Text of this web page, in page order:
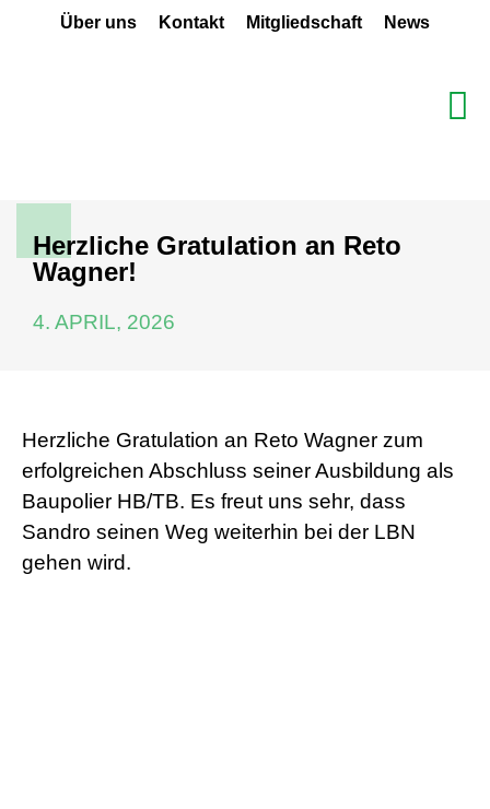
Über uns Kontakt Mitgliedschaft News
Herzliche Gratulation an Reto
Wagner!
4. APRIL, 2026
Herzliche Gratulation an Reto Wagner zum
erfolgreichen Abschluss seiner Ausbildung als
Baupolier HB/TB. Es freut uns sehr, dass
Sandro seinen Weg weiterhin bei der LBN
gehen wird.